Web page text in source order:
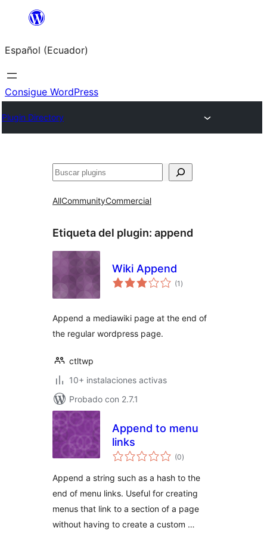
Saltar
contenido
Español (Ecuador)
Consigue WordPress
Plugin Directory
Buscar
AllCommunityCommercial
Etiqueta del plugin: append
Wiki Append
(1 total
de
)
Append a mediawiki page at the end of
the regular wordpress page.
ctltwp
10+ instalaciones activas
Probado con 2.7.1
Append to menu
links
(0total
de
)
Append a string such as a hash to the
end of menu links. Useful for creating
menus that link to a section of a page
without having to create a custom …